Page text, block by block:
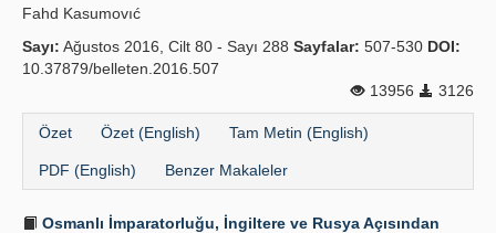
Fahd Kasumovıć
Sayı: Ağustos 2016, Cilt 80 - Sayı 288 Sayfalar: 507-530 DOI:
10.37879/belleten.2016.507
13956
3126
Özet Özet (English) Tam Metin (English)
PDF (English) Benzer Makaleler
Osmanlı İmparatorluğu, İngiltere ve Rusya Açısından